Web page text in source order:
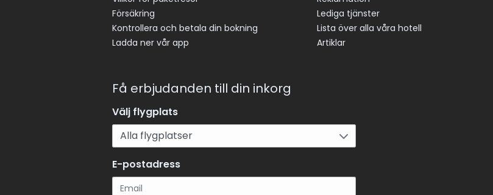
Försäkring
Kontrollera och betala din bokning
Ladda ner vår app
Lediga tjänster
Lista över alla våra hotell
Artiklar
Få erbjudanden till din inkorg
Välj flygplats
E-postadress